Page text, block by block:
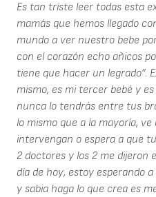
Es tan triste leer todas esta
mamás que hemos llegado
mundo a ver nuestro bebe
con el corazón echo añicos
tiene que hacer un legrado”.
mismo, es mi tercer bebé y
nunca lo tendrás entre tus
lo mismo que a la mayoría,
intervengan o espera a que
2 doctores y los 2 me dijeron
día de hoy, estoy esperando
y sabia haga lo que crea es